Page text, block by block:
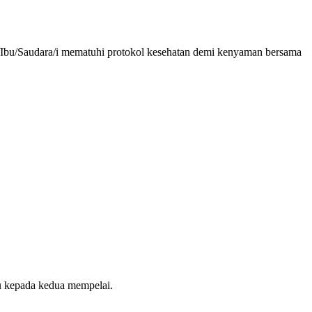
Saudara/i mematuhi protokol kesehatan demi kenyaman bersama
kedua mempelai.